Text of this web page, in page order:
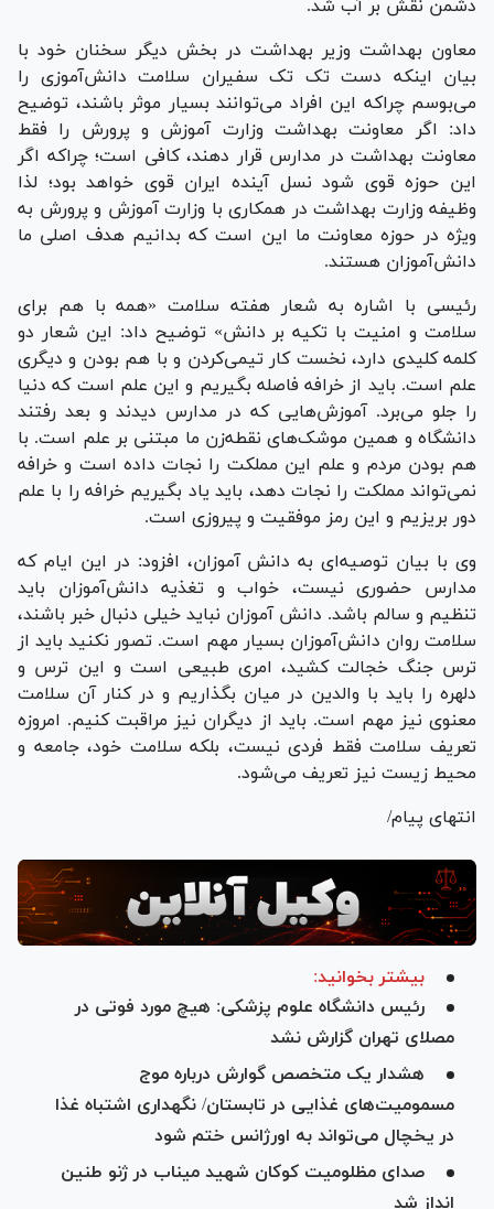
دشمن نقش بر آب شد.
معاون بهداشت وزیر بهداشت در بخش دیگر سخنان خود با
بیان اینکه دست تک تک سفیران سلامت دانش‌آموزی را
می‌بوسم چراکه این افراد می‌توانند بسیار موثر باشند، توضیح
داد: اگر معاونت بهداشت وزارت آموزش و پرورش را فقط
معاونت بهداشت در مدارس قرار دهند، کافی است؛ چراکه اگر
این حوزه قوی شود نسل آینده ایران قوی خواهد بود؛ لذا
وظیفه وزارت بهداشت در همکاری با وزارت آموزش و پرورش به
ویژه در حوزه معاونت ما این است که بدانیم هدف اصلی ما
دانش‌آموزان هستند.
رئیسی با اشاره به شعار هفته سلامت «همه با هم برای
سلامت و امنیت با تکیه بر دانش» توضیح داد: این شعار دو
کلمه کلیدی دارد، نخست کار تیمی‌کردن و با هم بودن و دیگری
علم است. باید از خرافه فاصله بگیریم و این علم است که دنیا
را جلو می‌برد. آموزش‌هایی که در مدارس دیدند و بعد رفتند
دانشگاه و همین موشک‌های نقطه‌زن ما مبتنی بر علم است. با
هم بودن مردم و علم این مملکت را نجات داده است و خرافه
نمی‌تواند مملکت را نجات دهد، باید یاد بگیریم خرافه را با علم
دور بریزیم و این رمز موفقیت و پیروزی است.
وی با بیان توصیه‌ای به دانش آموزان، افزود: در این ایام که
مدارس حضوری نیست، خواب و تغذیه دانش‌آموزان باید
تنظیم و سالم باشد. دانش آموزان نباید خیلی دنبال خبر باشند،
سلامت روان دانش‌آموزان بسیار مهم است. تصور نکنید باید از
ترس جنگ خجالت کشید، امری طبیعی است و این ترس و
دلهره را باید با والدین در میان بگذاریم و در کنار آن سلامت
معنوی نیز مهم است. باید از دیگران نیز مراقبت کنیم. امروزه
تعریف سلامت فقط فردی نیست، بلکه سلامت خود، جامعه و
محیط زیست نیز تعریف می‌شود.
انتهای پیام/
بیشتر بخوانید:
رئیس دانشگاه علوم پزشکی: هیچ مورد فوتی در
مصلای تهران گزارش نشد
هشدار یک متخصص گوارش درباره موج
مسمومیت‌های غذایی در تابستان/ نگهداری اشتباه غذا
در یخچال می‌تواند به اورژانس ختم شود
صدای مظلومیت کوکان شهید میناب در ژنو طنین
انداز شد